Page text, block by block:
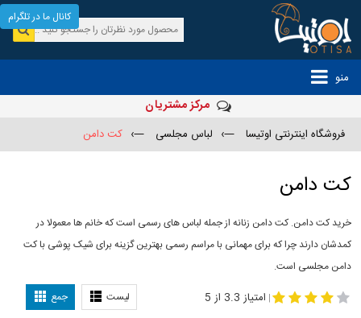
منو
مرکز مشتریان
فروشگاه اینترنتی اوتیسا —› لباس مجلسی —› کت دامن
کت دامن
خرید کت دامن. کت دامن زنانه از جمله لباس های رسمی است که خانم ها معمولا در
کمدشان دارند چرا که برای مهمانی با مراسم رسمی بهترین گزینه برای شیک پوشی با کت
دامن مجلسی است.
لیست جمع | امتیاز 3.3 از 5
کانال ما در تلگرام